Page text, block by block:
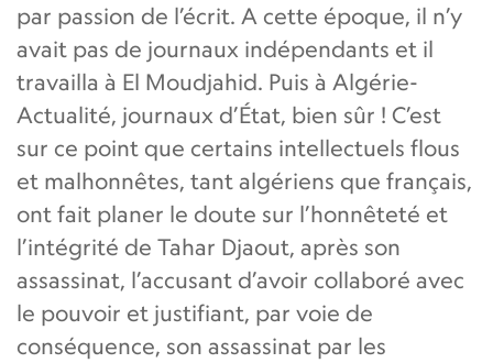
par passion de l’écrit. A cette époque, il n’y
avait pas de journaux indépendants et il
travailla à El Moudjahid. Puis à Algérie-
Actualité, journaux d’État, bien sûr ! C’est
sur ce point que certains intellectuels flous
et malhonnêtes, tant algériens que français,
ont fait planer le doute sur l’honnêteté et
l’intégrité de Tahar Djaout, après son
assassinat, l’accusant d’avoir collaboré avec
le pouvoir et justifiant, par voie de
conséquence, son assassinat par les